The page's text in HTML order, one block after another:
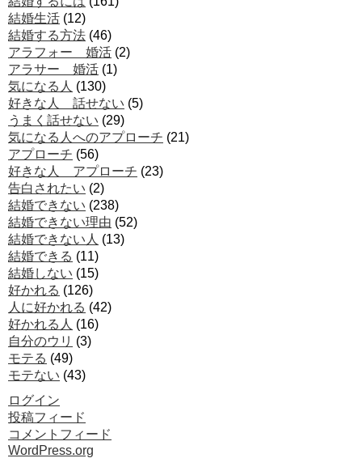
結婚生活 (12)
結婚する方法 (46)
アラフォー 婚活 (2)
アラサー 婚活 (1)
気になる人 (130)
好きな人 話せない (5)
うまく話せない (29)
気になる人へのアプローチ (21)
アプローチ (56)
好きな人 アプローチ (23)
告白されたい (2)
結婚できない (238)
結婚できない理由 (52)
結婚できない人 (13)
結婚できる (11)
結婚しない (15)
好かれる (126)
人に好かれる (42)
好かれる人 (16)
自分のウリ (3)
モテる (49)
モテない (43)
ログイン
投稿フィード
コメントフィード
WordPress.org